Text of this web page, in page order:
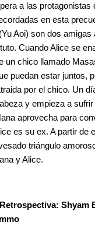
a las protagonistas
en esta
Aoi) son dos amigas
Cuando Alice se
un chico llamado
puedan estar juntos,
por el chico. Un
y empieza a
aprovecha para
es su ex. A partir de
triángulo
y Alice.
Shyam